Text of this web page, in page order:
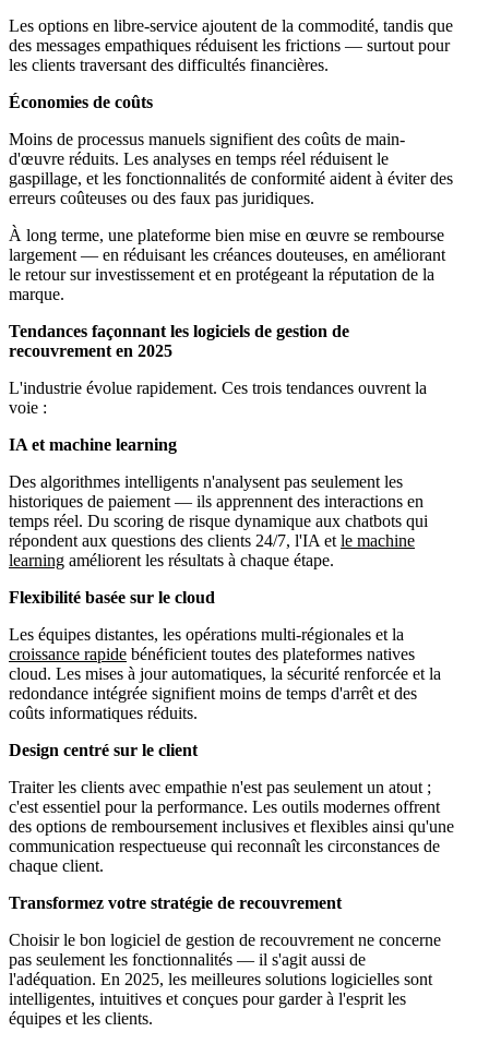
Les options en libre-service ajoutent de la commodité, tandis que
des messages empathiques réduisent les frictions — surtout pour
les clients traversant des difficultés financières.
Économies de coûts
Moins de processus manuels signifient des coûts de main-
d'œuvre réduits. Les analyses en temps réel réduisent le
gaspillage, et les fonctionnalités de conformité aident à éviter des
erreurs coûteuses ou des faux pas juridiques.
À long terme, une plateforme bien mise en œuvre se rembourse
largement — en réduisant les créances douteuses, en améliorant
le retour sur investissement et en protégeant la réputation de la
marque.
Tendances façonnant les logiciels de gestion de
recouvrement en 2025
L'industrie évolue rapidement. Ces trois tendances ouvrent la
voie :
IA et machine learning
Des algorithmes intelligents n'analysent pas seulement les
historiques de paiement — ils apprennent des interactions en
temps réel. Du scoring de risque dynamique aux chatbots qui
répondent aux questions des clients 24/7, l'IA et le machine
learning améliorent les résultats à chaque étape.
Flexibilité basée sur le cloud
Les équipes distantes, les opérations multi-régionales et la
croissance rapide bénéficient toutes des plateformes natives
cloud. Les mises à jour automatiques, la sécurité renforcée et la
redondance intégrée signifient moins de temps d'arrêt et des
coûts informatiques réduits.
Design centré sur le client
Traiter les clients avec empathie n'est pas seulement un atout ;
c'est essentiel pour la performance. Les outils modernes offrent
des options de remboursement inclusives et flexibles ainsi qu'une
communication respectueuse qui reconnaît les circonstances de
chaque client.
Transformez votre stratégie de recouvrement
Choisir le bon logiciel de gestion de recouvrement ne concerne
pas seulement les fonctionnalités — il s'agit aussi de
l'adéquation. En 2025, les meilleures solutions logicielles sont
intelligentes, intuitives et conçues pour garder à l'esprit les
équipes et les clients.